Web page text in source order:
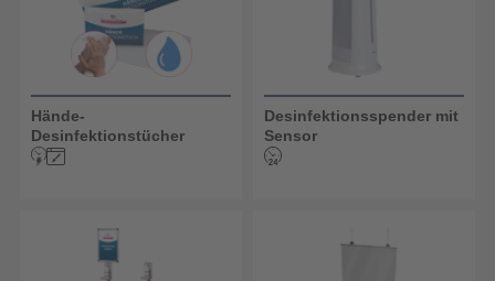
Hände-
Desinfektionstücher
Desinfektionsspender mit
Sensor